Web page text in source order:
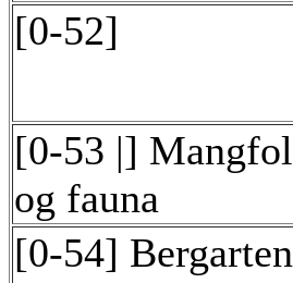
[0-52]
[0-53 |]
og fauna
[0-54]